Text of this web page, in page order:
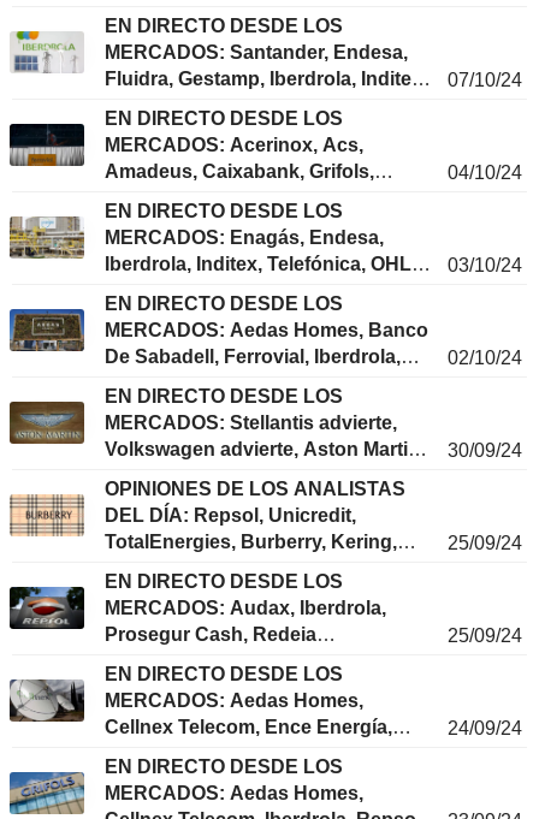
Homes...
EN DIRECTO DESDE LOS
MERCADOS: Santander, Endesa,
Fluidra, Gestamp, Iberdrola, Inditex,
Telecom...
07/10/24
EN DIRECTO DESDE LOS
MERCADOS: Acerinox, Acs,
Amadeus, Caixabank, Grifols,
Meta...
04/10/24
EN DIRECTO DESDE LOS
MERCADOS: Enagás, Endesa,
Iberdrola, Inditex, Telefónica, OHLA,
TotalEnergies...
03/10/24
EN DIRECTO DESDE LOS
MERCADOS: Aedas Homes, Banco
De Sabadell, Ferrovial, Iberdrola,
PepsiCo, CVS...
02/10/24
EN DIRECTO DESDE LOS
MERCADOS: Stellantis advierte,
Volkswagen advierte, Aston Martin
30/09/24
OPINIONES DE LOS ANALISTAS
DEL DÍA: Repsol, Unicredit,
TotalEnergies, Burberry, Kering,
Audax Renovables...
25/09/24
EN DIRECTO DESDE LOS
MERCADOS: Audax, Iberdrola,
Prosegur Cash, Redeia
Homes, Sacyr, Oryzon, Naturgy
Energy...
25/09/24
EN DIRECTO DESDE LOS
MERCADOS: Aedas Homes,
Cellnex Telecom, Ence Energía,
Santander, Oryzon...
24/09/24
EN DIRECTO DESDE LOS
MERCADOS: Aedas Homes,